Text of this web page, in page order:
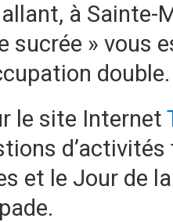
à
sucrée » vous
double.
le site Internet
et le Jour de